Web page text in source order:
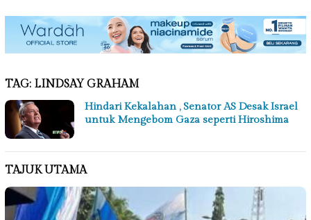
TAG: LINDSAY GRAHAM
Hindari Kekalahan , Senator AS Desak Israel
untuk Mengebom Gaza seperti Hiroshima
TAJUK UTAMA